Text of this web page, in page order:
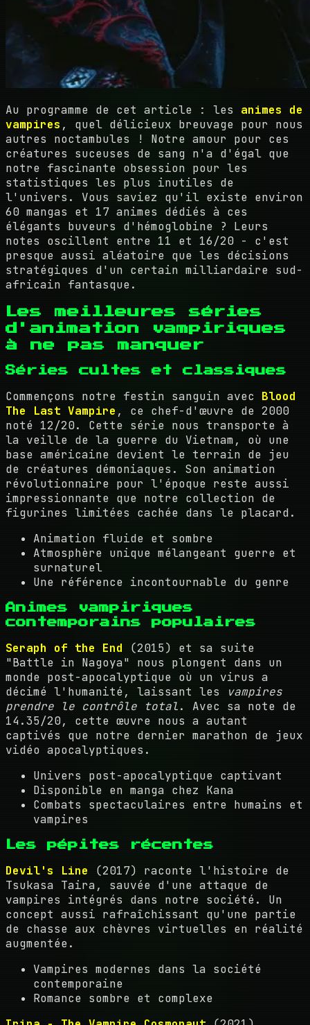
Au programme de cet article : les animes de
vampires , quel délicieux breuvage pour nous
autres noctambules ! Notre amour pour ces
créatures suceuses de sang n'a d'égal que
notre fascinante obsession pour les
statistiques les plus inutiles de
l'univers. Vous saviez qu'il existe environ
60 mangas et 17 animes dédiés à ces
élégants buveurs d'hémoglobine ? Leurs
notes oscillent entre 11 et 16/20 - c'est
presque aussi aléatoire que les décisions
stratégiques d'un certain milliardaire sud-
africain fantasque.
Les meilleures séries
d'animation vampiriques
à ne pas manquer
Séries cultes et classiques
Commençons notre festin sanguin avec Blood
The Last Vampire , ce chef-d'œuvre de 2000
noté 12/20. Cette série nous transporte à
la veille de la guerre du Vietnam, où une
base américaine devient le terrain de jeu
de créatures démoniaques. Son animation
révolutionnaire pour l'époque reste aussi
impressionnante que notre collection de
figurines limitées cachée dans le placard.
Animation fluide et sombre
Atmosphère unique mélangeant guerre et
surnaturel
Une référence incontournable du genre
Animes vampiriques
contemporains populaires
Seraph of the End (2015) et sa suite
"Battle in Nagoya" nous plongent dans un
monde post-apocalyptique où un virus a
décimé l'humanité, laissant les
vampires
prendre le contrôle total. Avec sa note de
14.35/20, cette œuvre nous a autant
captivés que notre dernier marathon de jeux
vidéo apocalyptiques.
Univers post-apocalyptique captivant
Disponible en manga chez Kana
Combats spectaculaires entre humains et
vampires
Les pépites récentes
Devil's Line (2017) raconte l'histoire de
Tsukasa Taira, sauvée d'une attaque de
vampires intégrés dans notre société. Un
concept aussi rafraîchissant qu'une partie
de chasse aux chèvres virtuelles en réalité
augmentée.
Vampires modernes dans la société
contemporaine
Romance sombre et complexe